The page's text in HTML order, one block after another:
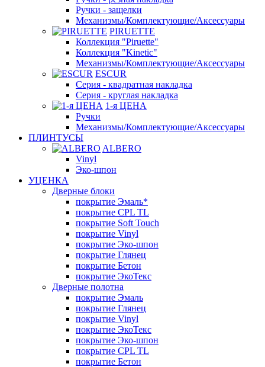
Ручки - защелки
Механизмы/Комплектующие/Аксессуары
PIRUETTE
Коллекция "Piruette"
Коллекция "Kinetic"
Механизмы/Комплектующие/Аксессуары
ESCUR
Серия - квадратная накладка
Серия - круглая накладка
1-я ЦЕНА
Ручки
Механизмы/Комплектующие/Аксессуары
ПЛИНТУСЫ
ALBERO
Vinyl
Эко-шпон
УЦЕНКА
Дверные блоки
покрытие Эмаль*
покрытие CPL TL
покрытие Soft Touch
покрытие Vinyl
покрытие Эко-шпон
покрытие Глянец
покрытие Бетон
покрытие ЭкоТекс
Дверные полотна
покрытие Эмаль
покрытие Глянец
покрытие Vinyl
покрытие ЭкоТекс
покрытие Эко-шпон
покрытие CPL TL
покрытие Бетон